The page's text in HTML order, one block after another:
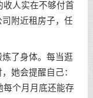
收人实在不够付首
附近租房子，任
了身体。每当逛
她会提醒自己：
每个月月底还能存